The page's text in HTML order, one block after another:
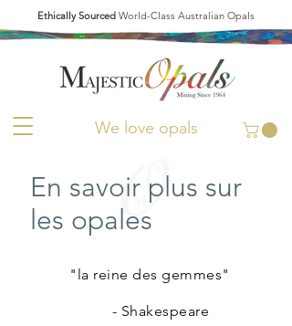
We love opals
Ethically Sourced World-Class Australian Opals
En savoir plus sur
les opales
"la reine des gemmes"
- Shakespeare